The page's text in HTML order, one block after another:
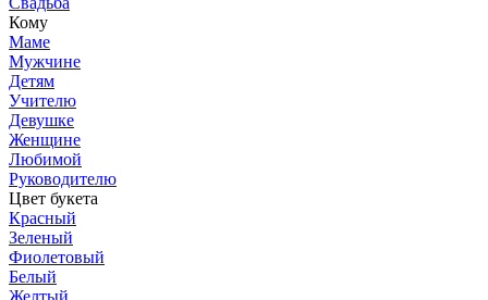
Кому
Маме
Мужчине
Детям
Учителю
Девушке
Женщине
Любимой
Руководителю
Цвет букета
Красный
Зеленый
Фиолетовый
Белый
Желтый